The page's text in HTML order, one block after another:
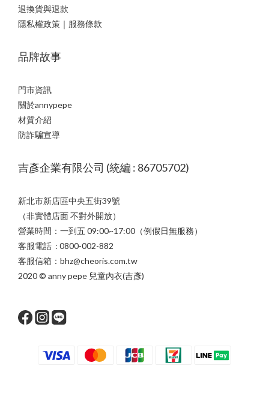
退換貨與退款
隱私權政策｜服務條款
品牌故事
門市資訊
關於annypepe
材質介紹
防詐騙宣導
吉彥企業有限公司 (統編 : 86705702)
新北市新店區中央五街39號
（非實體店面 不對外開放）
營業時間：一到五 09:00~17:00（例假日無服務）
客服電話 : 0800-002-882
客服信箱：bhz@cheoris.com.tw
2020 © anny pepe 兒童內衣(吉彥)